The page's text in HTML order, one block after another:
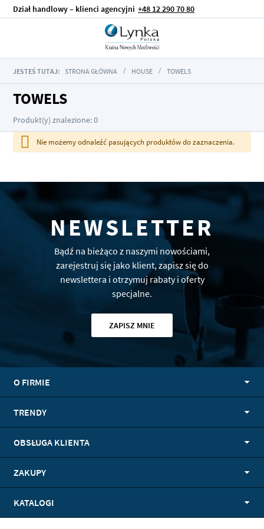
Dział handlowy – klienci agencyjni +48 12 290 70 80
JESTEŚ TUTAJ: STRONA GŁÓWNA HOUSE TOWELS
TOWELS
Produkt(y) znalezione: 0
Nie możemy odnaleźć pasujących produktów do zaznaczenia.
NEWSLETTER
Bądź na bieżąco z naszymi nowościami,
zarejestruj się jako klient, zapisz się do
newslettera i otrzymuj rabaty i oferty
specjalne.
ZAPISZ MNIE
O FIRMIE
TRENDY
OBSŁUGA KLIENTA
ZAKUPY
KATALOGI